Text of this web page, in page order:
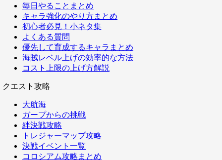
毎日やることまとめ
キャラ強化のやり方まとめ
初心者必見！小ネタ集
よくある質問
優先して育成するキャラまとめ
海賊レベル上げの効率的な方法
コスト上限の上げ方解説
クエスト攻略
大航海
ガープからの挑戦
絆決戦攻略
トレジャーマップ攻略
決戦イベント一覧
コロシアム攻略まとめ